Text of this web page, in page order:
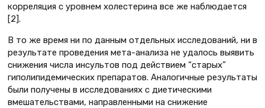
корреляция с уровнем холестерина все же наблюдается
[2].
В то же время ни по данным отдельных исследований, ни в
результате проведения мета-анализа не удалось выявить
снижения числа инсультов под действием “старых”
гиполипидемических препаратов. Аналогичные результаты
были получены в исследованиях с диетическими
вмешательствами, направленными на снижение